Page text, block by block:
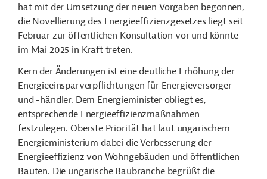
hat mit der Umsetzung der neuen Vorgaben begonnen,
die Novellierung des Energieeffizienzgesetzes liegt seit
Februar zur öffentlichen Konsultation vor und könnte
im Mai 2025 in Kraft treten.
Kern der Änderungen ist eine deutliche Erhöhung der
Energieeinsparverpflichtungen für Energieversorger
und -händler. Dem Energieminister obliegt es,
entsprechende Energieeffizienzmaßnahmen
festzulegen. Oberste Priorität hat laut ungarischem
Energieministerium dabei die Verbesserung der
Energieeffizienz von Wohngebäuden und öffentlichen
Bauten. Die ungarische Baubranche begrüßt die